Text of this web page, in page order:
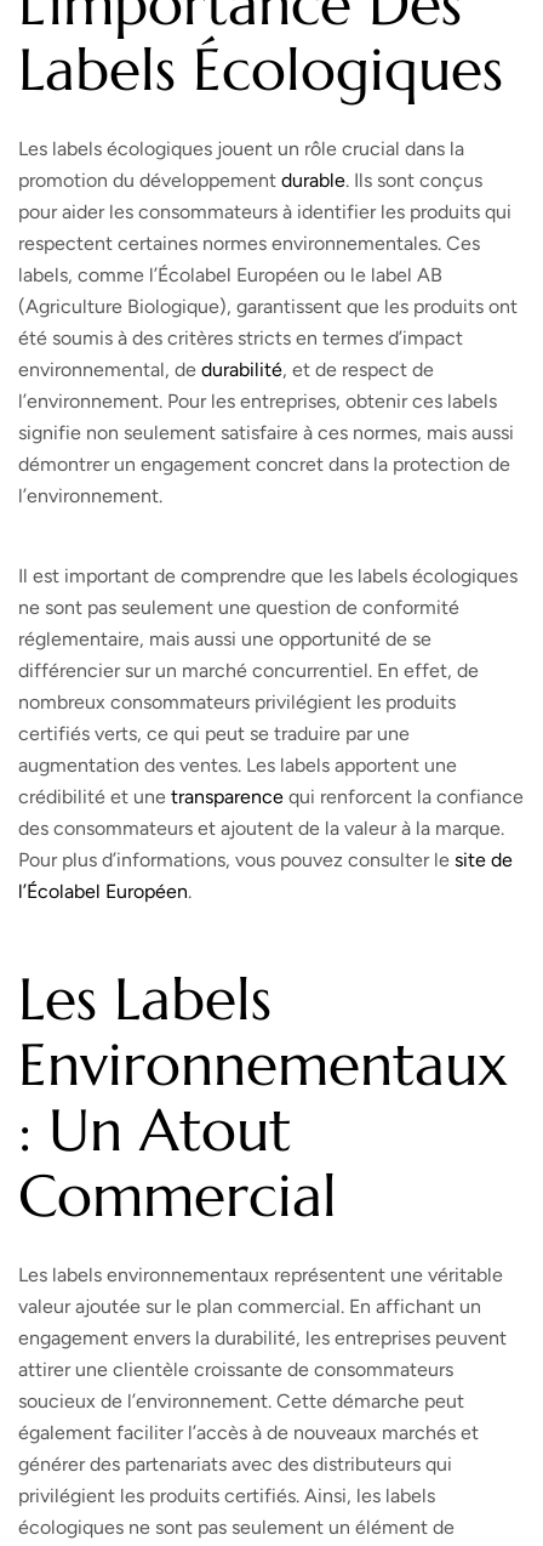
Labels Écologiques
Les labels écologiques jouent un rôle crucial dans la
promotion du développement durable. Ils sont conçus
pour aider les consommateurs à identifier les produits qui
respectent certaines normes environnementales. Ces
labels, comme l’Écolabel Européen ou le label AB
(Agriculture Biologique), garantissent que les produits ont
été soumis à des critères stricts en termes d’impact
environnemental, de durabilité, et de respect de
l’environnement. Pour les entreprises, obtenir ces labels
signifie non seulement satisfaire à ces normes, mais aussi
démontrer un engagement concret dans la protection de
l’environnement.
Il est important de comprendre que les labels écologiques
ne sont pas seulement une question de conformité
réglementaire, mais aussi une opportunité de se
différencier sur un marché concurrentiel. En effet, de
nombreux consommateurs privilégient les produits
certifiés verts, ce qui peut se traduire par une
augmentation des ventes. Les labels apportent une
crédibilité et une transparence qui renforcent la confiance
des consommateurs et ajoutent de la valeur à la marque.
Pour plus d’informations, vous pouvez consulter le site de
l’Écolabel Européen.
Les Labels
Environnementaux
: Un Atout
Commercial
Les labels environnementaux représentent une véritable
valeur ajoutée sur le plan commercial. En affichant un
engagement envers la durabilité, les entreprises peuvent
attirer une clientèle croissante de consommateurs
soucieux de l’environnement. Cette démarche peut
également faciliter l’accès à de nouveaux marchés et
générer des partenariats avec des distributeurs qui
privilégient les produits certifiés. Ainsi, les labels
écologiques ne sont pas seulement un élément de